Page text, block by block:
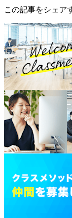
この記事をシェア